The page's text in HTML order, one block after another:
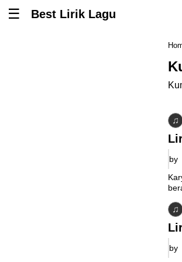
Tombol untuk membuka atau menutup
Best Lirik Lagu
by
by